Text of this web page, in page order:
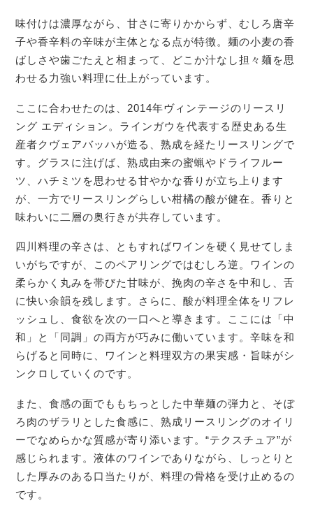
味付けは濃厚ながら、甘さに寄りかからず、むしろ唐辛
子や香辛料の辛味が主体となる点が特徴。麺の小麦の香
ばしさや歯ごたえと相まって、どこか汁なし担々麺を思
わせる力強い料理に仕上がっています。
ここに合わせたのは、2014年ヴィンテージのリースリ
ング エディション。ラインガウを代表する歴史ある生
産者クヴェアバッハが造る、熟成を経たリースリングで
す。グラスに注げば、熟成由来の蜜蝋やドライフルー
ツ、ハチミツを思わせる甘やかな香りが立ち上ります
が、一方でリースリングらしい柑橘の酸が健在。香りと
味わいに二層の奥行きが共存しています。
四川料理の辛さは、ともすればワインを硬く見せてしま
いがちですが、このペアリングではむしろ逆。ワインの
柔らかく丸みを帯びた甘味が、挽肉の辛さを中和し、舌
に快い余韻を残します。さらに、酸が料理全体をリフレ
ッシュし、食欲を次の一口へと導きます。ここには「中
和」と「同調」の両方が巧みに働いています。辛味を和
らげると同時に、ワインと料理双方の果実感・旨味がシ
ンクロしていくのです。
また、食感の面でももちっとした中華麺の弾力と、そぼ
ろ肉のザラリとした食感に、熟成リースリングのオイリ
ーでなめらかな質感が寄り添います。“テクスチュア”が
感じられます。液体のワインでありながら、しっとりと
した厚みのある口当たりが、料理の骨格を受け止めるの
です。